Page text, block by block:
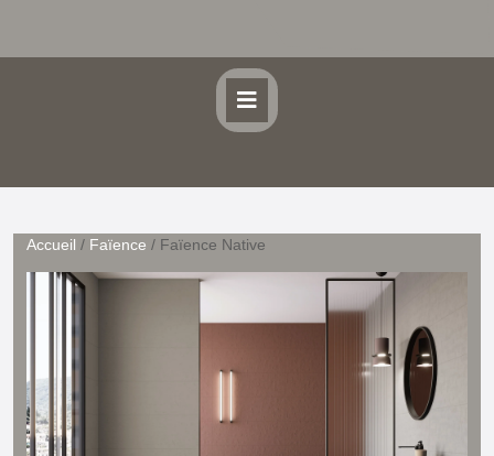
Accueil / Faïence / Faïence Native